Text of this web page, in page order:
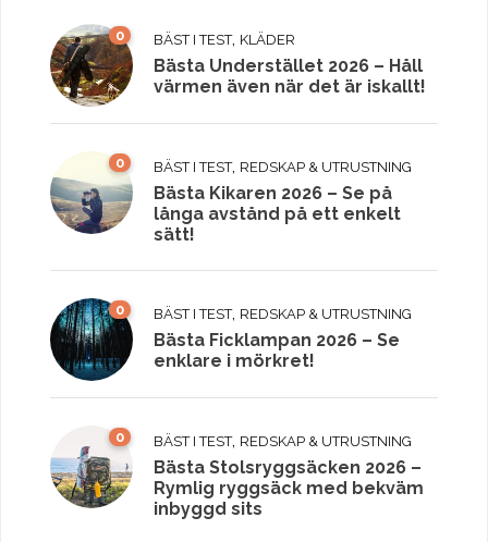
0 BÄST I TEST, KLÄDER
Bästa Understället 2026 – Håll
värmen även när det är iskallt!
0 BÄST I TEST, REDSKAP & UTRUSTNING
Bästa Kikaren 2026 – Se på
långa avstånd på ett enkelt
sätt!
0 BÄST I TEST, REDSKAP & UTRUSTNING
Bästa Ficklampan 2026 – Se
enklare i mörkret!
0 BÄST I TEST, REDSKAP & UTRUSTNING
Bästa Stolsryggsäcken 2026 –
Rymlig ryggsäck med bekväm
inbyggd sits